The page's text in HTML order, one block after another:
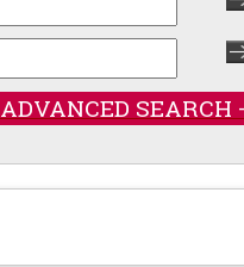
ADVANCED SEARCH